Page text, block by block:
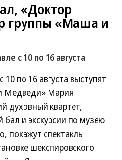
«Доктор
группы «Маша и
с 10 по 16 августа
по 16 августа выступят
Медведи» Мария
духовный квартет,
бал и экскурсии по музею
покажут спектакль
шекспировского